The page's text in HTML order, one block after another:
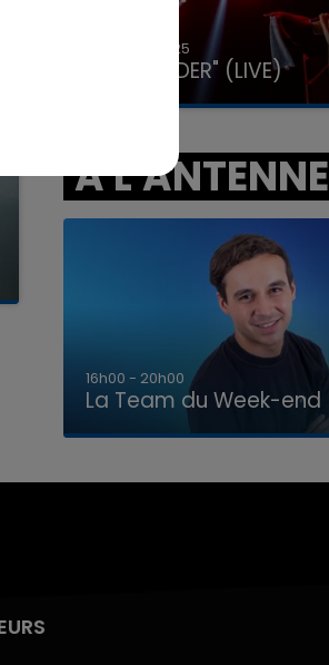
31 janvier 2025
GIMS "SPIDER" (LIVE)
A L'ANTENNE
7h00 - 12h00
La Team du Week-end